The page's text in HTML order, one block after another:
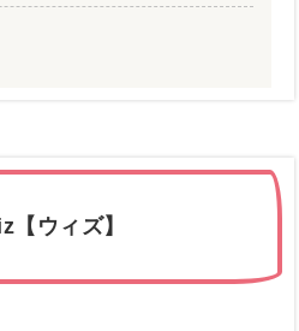
【ウィズ】